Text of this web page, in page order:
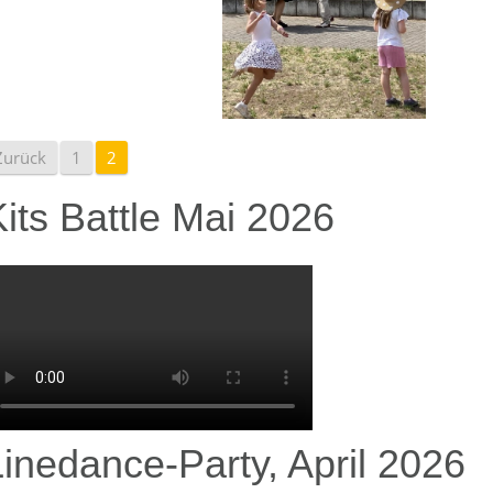
1 2
Battle Mai 2026
Party, April 2026